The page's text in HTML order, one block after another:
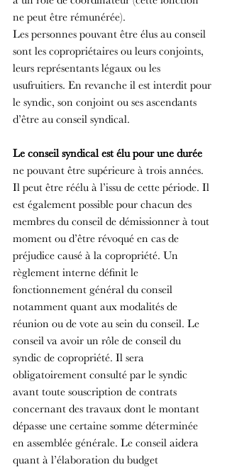
ne peut être rémunérée).
Les personnes pouvant être élus au conseil
sont les copropriétaires ou leurs conjoints,
leurs représentants légaux ou les
usufruitiers. En revanche il est interdit pour
le syndic, son conjoint ou ses ascendants
d’être au conseil syndical.
Le conseil syndical est élu pour une durée
ne pouvant être supérieure à trois années.
Il peut être réélu à l’issu de cette période. Il
est également possible pour chacun des
membres du conseil de démissionner à tout
moment ou d’être révoqué en cas de
préjudice causé à la copropriété. Un
règlement interne définit le
fonctionnement général du conseil
notamment quant aux modalités de
réunion ou de vote au sein du conseil. Le
conseil va avoir un rôle de conseil du
syndic de copropriété. Il sera
obligatoirement consulté par le syndic
avant toute souscription de contrats
concernant des travaux dont le montant
dépasse une certaine somme déterminée
en assemblée générale. Le conseil aidera
quant à l’élaboration du budget